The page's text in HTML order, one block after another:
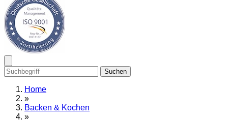
Suchen
Home
»
Backen & Kochen
»